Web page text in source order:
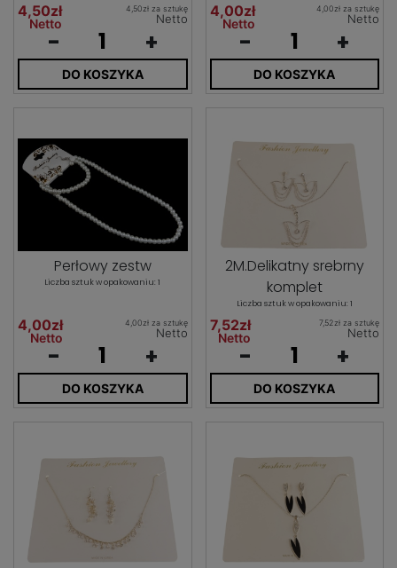
4,50zł
Netto
4,50zł za sztukę
Netto
- +
DO KOSZYKA
4,00zł
Netto
4,00zł za sztukę
Netto
- +
DO KOSZYKA
Perłowy zestw
Liczba sztuk w opakowaniu: 1
4,00zł
Netto
4,00zł za sztukę
Netto
- +
DO KOSZYKA
2M.Delikatny srebrny
komplet
Liczba sztuk w opakowaniu: 1
7,52zł
Netto
7,52zł za sztukę
Netto
- +
DO KOSZYKA